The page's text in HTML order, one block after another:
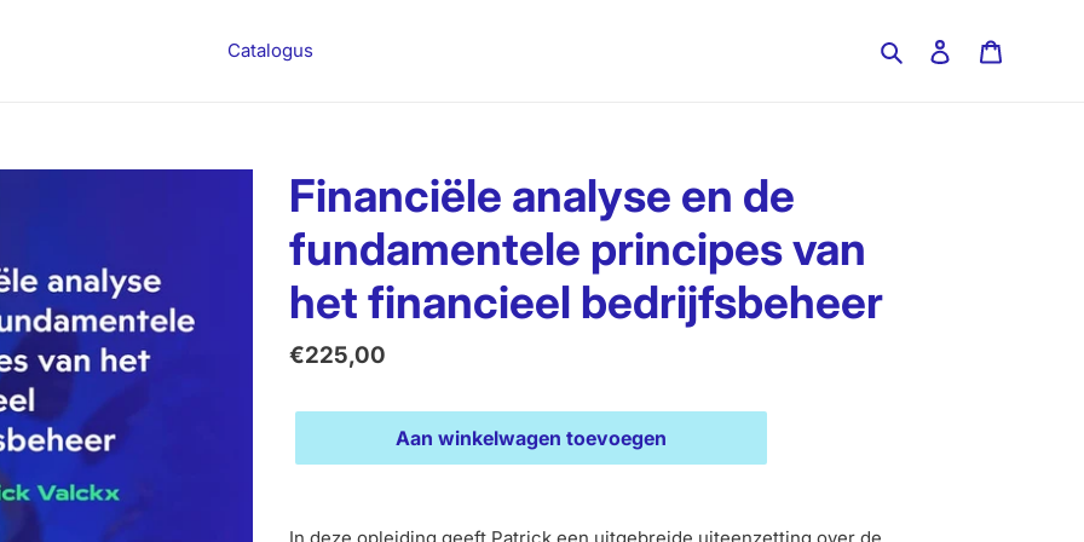
Catalogus ZoekenInloggen
Financiële analyse en de
fundamentele principes van
het financieel bedrijfsbeheer
Normale
€225,00
Aan winkelwagen toevoegen
toegevoegen